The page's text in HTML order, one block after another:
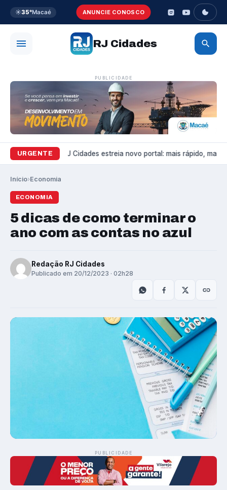
☀️35°Macaé ANUNCIE CONOSCO
RJ Cidades
PUBLICIDADE
URGENTE
Variedades RJ Cidades estreia novo portal: mais rápido, mais
Início›Economia
ECONOMIA
5 dicas de como terminar o
ano com as contas no azul
Redação RJ Cidades
Publicado em 20/12/2023 · 02h28
PUBLICIDADE